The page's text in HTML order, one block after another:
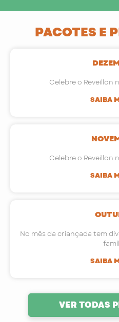
PACOTES E
Celebre o Reveillon
SAIBA
Celebre o Reveillon
SAIBA
No mês da criançada tem
SAIBA
VER TODAS